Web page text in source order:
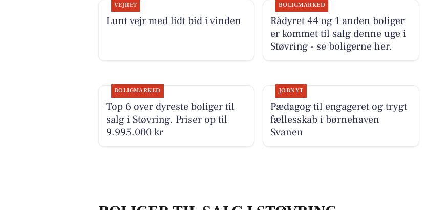
VEJRET
Lunt vejr med lidt bid i vinden
BOLIGMARKED
Rådyret 44 og 1 anden boliger
er kommet til salg denne uge i
Støvring - se boligerne her.
BOLIGMARKED
Top 6 over dyreste boliger til
salg i Støvring. Priser op til
9.995.000 kr
JOBNYT
Pædagog til engageret og trygt
fællesskab i børnehaven
Svanen